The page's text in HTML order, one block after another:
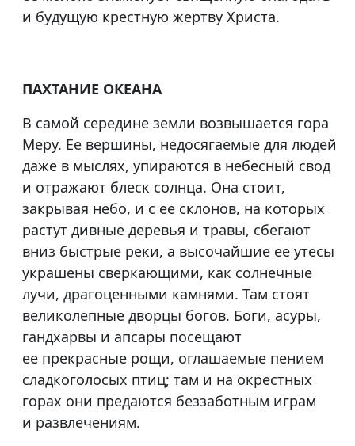
и будущую крестную жертву Христа.
ПАХТАНИЕ ОКЕАНА
В самой середине земли возвышается гора
Меру. Ее вершины, недосягаемые для людей
даже в мыслях, упираются в небесный свод
и отражают блеск солнца. Она стоит,
закрывая небо, и с ее склонов, на которых
растут дивные деревья и травы, сбегают
вниз быстрые реки, а высочайшие ее утесы
украшены сверкающими, как солнечные
лучи, драгоценными камнями. Там стоят
великолепные дворцы богов. Боги, асуры,
гандхарвы и апсары посещают
ее прекрасные рощи, оглашаемые пением
сладкоголосых птиц; там и на окрестных
горах они предаются беззаботным играм
и развлечениям.